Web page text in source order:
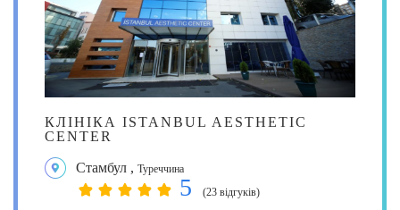
КЛІНІКА ISTANBUL AESTHETIC
CENTER
Стамбул , Туреччина
5 (23 відгуків)